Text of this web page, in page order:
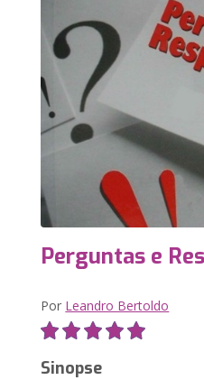
Perguntas e
Por Leandro Bertoldo
Sinopse